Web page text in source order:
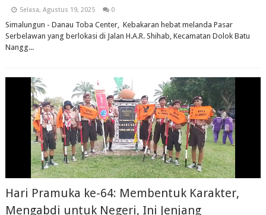
Selasa, Agustus 19, 2025 0
Simalungun - Danau Toba Center, Kebakaran hebat melanda Pasar
Serbelawan yang berlokasi di Jalan H.A.R. Shihab, Kecamatan Dolok Batu
Nangg...
Hari Pramuka ke-64: Membentuk Karakter,
Mengabdi untuk Negeri, Ini Jenjang